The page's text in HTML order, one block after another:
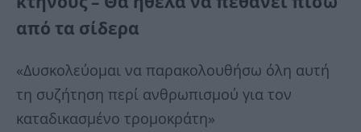
από τα σίδερα
«Δυσκολεύομαι να παρακολουθήσω όλη αυτή
τη συζήτηση περί ανθρωπισμού για τον
καταδικασμένο τρομοκράτη»